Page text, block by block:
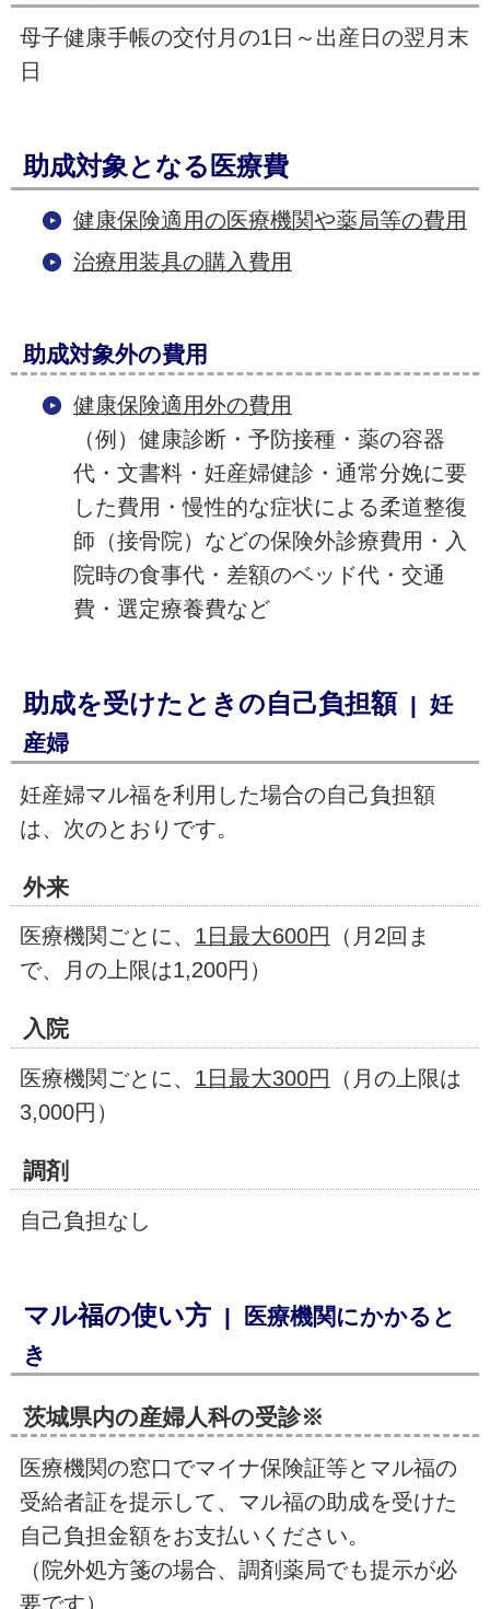
母子健康手帳の交付月の1日～出産日の翌月末
日
助成対象となる 医療費
健康保険適用の医療機関や薬局等の費用
治療用装具の購入費用
助成対象外の費用
健康保険適用外の費用
（例）健康診断・予防接種・薬の容器
代・文書料・妊産婦健診・通常分娩に要
した費用・慢性的な症状による柔道整復
師（接骨院）などの保険外診療費用・入
院時の食事代・差額のベッド代・交通
費・選定療養費など
助成を受けたときの自己負担額 | 妊
産婦
妊産婦マル福を利用した場合の自己負担額
は、次のとおりです。
外来
医療機関ごとに、 1日最大600円
（月2回ま
で、月の上限は1,200円）
入院
医療機関ごとに、 1日最大300円
（月の上限は
3,000円）
調剤
自己負担なし
マル福の使い方| 医療機関にかかると
き
茨城県内の産婦人科の受診※
医療機関の窓口でマイナ保険証等とマル福の
受給者証を提示して、マル福の助成を受けた
自己負担金額をお支払いください。
（院外処方箋の場合、調剤薬局でも提示が必
要です）